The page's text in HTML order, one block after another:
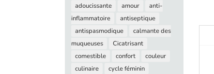
adoucissante amour
anti-
inflammatoire
antiseptique
antispasmodique
calmante des
muqueuses
Cicatrisant
comestible
confort
couleur
culinaire
cycle féminin